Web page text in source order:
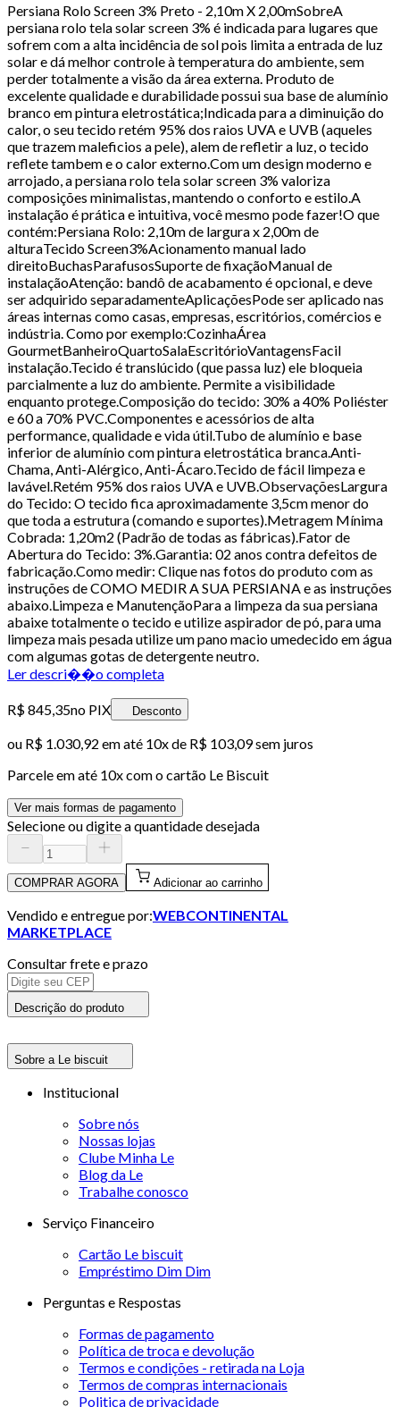
Persiana Rolo Screen 3% Preto - 2,10m X 2,00mSobreA
persiana rolo tela solar screen 3% é indicada para lugares que
sofrem com a alta incidência de sol pois limita a entrada de luz
solar e dá melhor controle à temperatura do ambiente, sem
perder totalmente a visão da área externa. Produto de
excelente qualidade e durabilidade possui sua base de alumínio
branco em pintura eletrostática;Indicada para a diminuição do
calor, o seu tecido retém 95% dos raios UVA e UVB (aqueles
que trazem maleficios a pele), alem de refletir a luz, o tecido
reflete tambem e o calor externo.Com um design moderno e
arrojado, a persiana rolo tela solar screen 3% valoriza
composições minimalistas, mantendo o conforto e estilo.A
instalação é prática e intuitiva, você mesmo pode fazer!O que
contém:Persiana Rolo: 2,10m de largura x 2,00m de
alturaTecido Screen3%Acionamento manual lado
direitoBuchasParafusosSuporte de fixaçãoManual de
instalaçãoAtenção: bandô de acabamento é opcional, e deve
ser adquirido separadamenteAplicaçõesPode ser aplicado nas
áreas internas como casas, empresas, escritórios, comércios e
indústria. Como por exemplo:CozinhaÁrea
GourmetBanheiroQuartoSalaEscritórioVantagensFacil
instalação.Tecido é translúcido (que passa luz) ele bloqueia
parcialmente a luz do ambiente. Permite a visibilidade
enquanto protege.Composição do tecido: 30% a 40% Poliéster
e 60 a 70% PVC.Componentes e acessórios de alta
performance, qualidade e vida útil.Tubo de alumínio e base
inferior de alumínio com pintura eletrostática branca.Anti-
Chama, Anti-Alérgico, Anti-Ácaro.Tecido de fácil limpeza e
lavável.Retém 95% dos raios UVA e UVB.ObservaçõesLargura
do Tecido: O tecido fica aproximadamente 3,5cm menor do
que toda a estrutura (comando e suportes).Metragem Mínima
Cobrada: 1,20m2 (Padrão de todas as fábricas).Fator de
Abertura do Tecido: 3%.Garantia: 02 anos contra defeitos de
fabricação.Como medir: Clique nas fotos do produto com as
instruções de COMO MEDIR A SUA PERSIANA e as instruções
abaixo.Limpeza e ManutençãoPara a limpeza da sua persiana
abaixe totalmente o tecido e utilize aspirador de pó, para uma
limpeza mais pesada utilize um pano macio umedecido em água
com algumas gotas de detergente neutro.
Ler descri��o completa
R$ 845,35no PIX Desconto
ou R$ 1.030,92 em até 10x de R$ 103,09 sem juros
Parcele em até 10x com o cartão Le Biscuit
Ver mais formas de pagamento
Selecione ou digite a quantidade desejada
COMPRAR AGORA Adicionar ao carrinho
Vendido e entregue por:WEBCONTINENTAL
MARKETPLACE
Consultar frete e prazo
Descrição do produto
Sobre a Le biscuit
Institucional
Sobre nós
Nossas lojas
Clube Minha Le
Blog da Le
Trabalhe conosco
Serviço Financeiro
Cartão Le biscuit
Empréstimo Dim Dim
Perguntas e Respostas
Formas de pagamento
Política de troca e devolução
Termos e condições - retirada na Loja
Termos de compras internacionais
Politica de privacidade